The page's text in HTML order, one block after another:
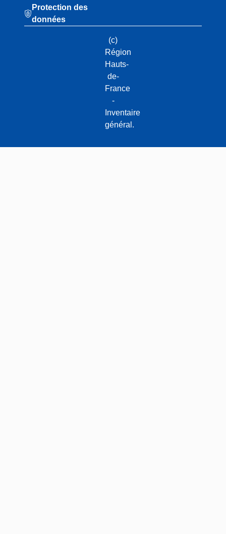
Protection des
données
(c)
Région
Hauts-
de-
France
-
Inventaire
général.